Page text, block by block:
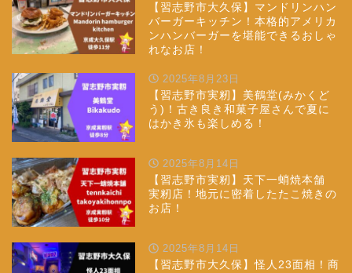
【習志野市大久保】マンドリンハン
バーガーキッチン！本格的アメリカ
ンハンバーガーを堪能できるおしゃ
れなお店！
2025年8月23日
【習志野市実籾】美鶴堂(みかくど
う)！古き良き和菓子屋さんで夏に
はかき氷も楽しめる！
2025年8月14日
【習志野市実籾】天下一蛸焼本舗
実籾店！地元に密着したたこ焼きの
お店！
2025年8月14日
【習志野市大久保】怪人23面相！商